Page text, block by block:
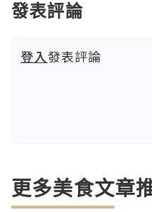
發表評論
登入發表評論
更多美食文章